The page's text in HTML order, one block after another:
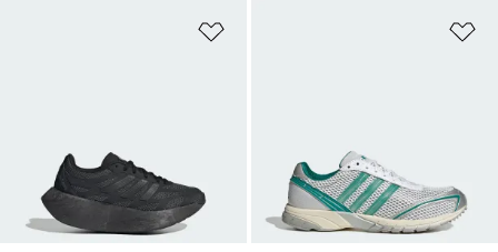
Ajouter à la Liste de produits